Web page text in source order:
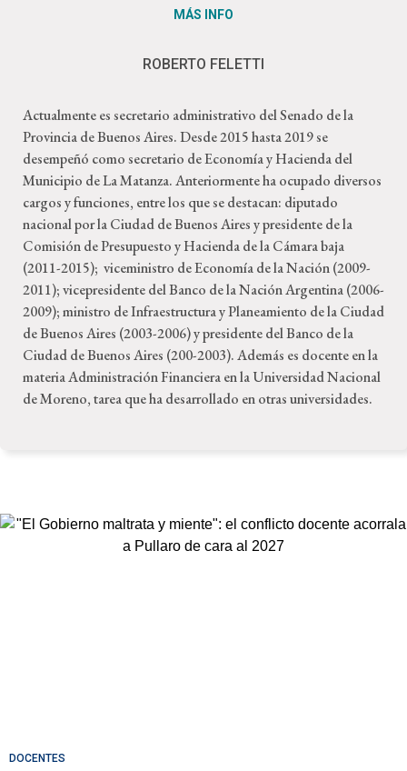
MÁS INFO
ROBERTO FELETTI
Actualmente es secretario administrativo del Senado de la
Provincia de Buenos Aires. Desde 2015 hasta 2019 se
desempeñó como secretario de Economía y Hacienda del
Municipio de La Matanza. Anteriormente ha ocupado diversos
cargos y funciones, entre los que se destacan: diputado
nacional por la Ciudad de Buenos Aires y presidente de la
Comisión de Presupuesto y Hacienda de la Cámara baja
(2011-2015); viceministro de Economía de la Nación (2009-
2011); vicepresidente del Banco de la Nación Argentina (2006-
2009); ministro de Infraestructura y Planeamiento de la Ciudad
de Buenos Aires (2003-2006) y presidente del Banco de la
Ciudad de Buenos Aires (200-2003). Además es docente en la
materia Administración Financiera en la Universidad Nacional
de Moreno, tarea que ha desarrollado en otras universidades.
DOCENTES